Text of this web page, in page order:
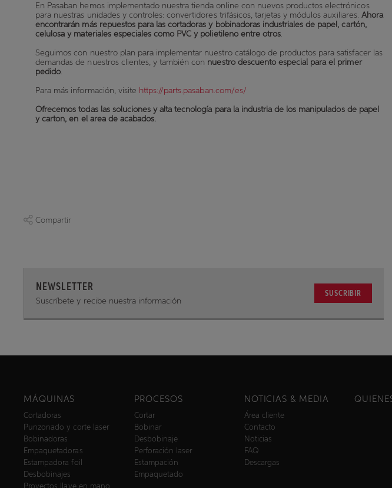
En Pasaban hemos implementado nuestra tienda online con nuevos productos electrónicos
para nuestras unidades y controles: convertidores trifásicos, tarjetas y módulos auxiliares. Ahora
encontrarán más repuestos para las cortadoras y bobinadoras industriales de papel, cartón,
celulosa y materiales especiales como PVC y polietileno entre otros.
Seguimos con nuestro plan para implementar nuestro catálogo de productos para satisfacer las
demandas de nuestros clientes, y también con nuestro descuento especial para el primer
pedido.
Para más información, visite https://parts.pasaban.com/es/
Ofrecemos todas las soluciones y alta tecnología para la industria de los manipulados de papel
y carton, en el area de acabados.
Compartir
NEWSLETTER
Suscríbete y recibe nuestra información
SUSCRIBIR
MÁQUINAS
Cortadoras
Punzonado y corte laser
Bobinadoras
Empaquetadoras
Estampadora foil
Desbobinajes
Proyectos llave en mano
PROCESOS
Cortar
Bobinar
Desbobinaje
Perforación laser
Estampación
Empaquetado
NOTICIAS & MEDIA
Área cliente
Contacto
Noticias
FAQ
Descargas